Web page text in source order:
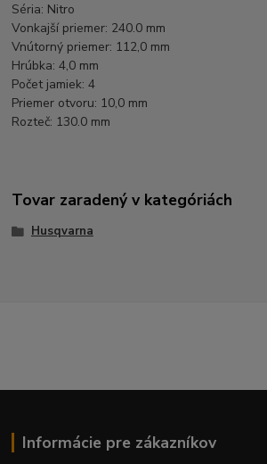
Séria: Nitro
Vonkajší priemer: 240.0 mm
Vnútorný priemer: 112,0 mm
Hrúbka: 4,0 mm
Počet jamiek: 4
Priemer otvoru: 10,0 mm
Rozteč: 130.0 mm
Tovar zaradený v kategóriách
Husqvarna
Informácie pre zákazníkov